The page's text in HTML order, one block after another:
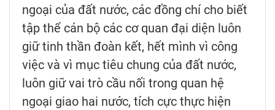
ngoại của đất nước, các đồng chí cho biết
tập thể cán bộ các cơ quan đại diện luôn
giữ tinh thần đoàn kết, hết mình vì công
việc và vì mục tiêu chung của đất nước,
luôn giữ vai trò cầu nối trong quan hệ
ngoại giao hai nước, tích cực thực hiện